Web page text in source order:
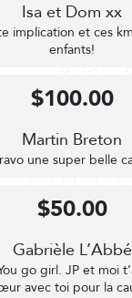
Isa et Dom xx
implication et ces
enfants!
Martin Breton
une super belle
$100.00
Gabrièle L’Abbé
go girl. JP et moi
avec toi pour la
$50.00